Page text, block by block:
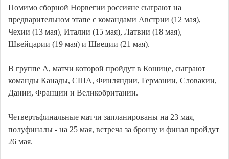
Помимо сборной Норвегии россияне сыграют на
предварительном этапе с командами Австрии (12 мая),
Чехии (13 мая), Италии (15 мая), Латвии (18 мая),
Швейцарии (19 мая) и Швеции (21 мая).
В группе А, матчи которой пройдут в Кошице, сыграют
команды Канады, США, Финляндии, Германии, Словакии,
Дании, Франции и Великобритании.
Четвертьфинальные матчи запланированы на 23 мая,
полуфиналы - на 25 мая, встреча за бронзу и финал пройдут
26 мая.